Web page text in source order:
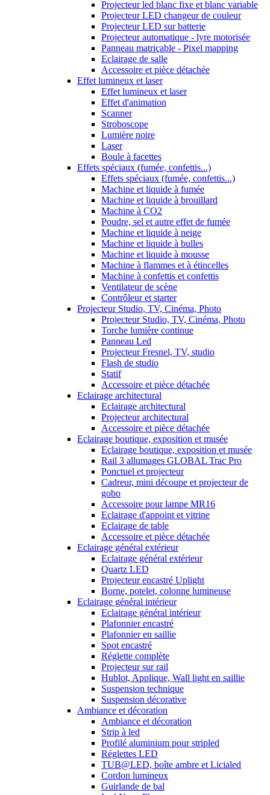
Projecteur led blanc fixe et blanc variable
Projecteur LED changeur de couleur
Projecteur LED sur batterie
Projecteur automatique - lyre motorisée
Panneau matriçable - Pixel mapping
Eclairage de salle
Accessoire et pièce détachée
Effet lumineux et laser
Effet lumineux et laser
Effet d'animation
Scanner
Stroboscope
Lumière noire
Laser
Boule à facettes
Effets spéciaux (fumée, confettis...)
Effets spéciaux (fumée, confettis...)
Machine et liquide à fumée
Machine et liquide à brouillard
Machine à CO2
Poudre, sel et autre effet de fumée
Machine et liquide à neige
Machine et liquide à bulles
Machine et liquide à mousse
Machine à flammes et à étincelles
Machine à confettis et confettis
Ventilateur de scène
Contrôleur et starter
Projecteur Studio, TV, Cinéma, Photo
Projecteur Studio, TV, Cinéma, Photo
Torche lumière continue
Panneau Led
Projecteur Fresnel, TV, studio
Flash de studio
Statif
Accessoire et pièce détachée
Eclairage architectural
Eclairage architectural
Projecteur architectural
Accessoire et pièce détachée
Eclairage boutique, exposition et musée
Eclairage boutique, exposition et musée
Rail 3 allumages GLOBAL Trac Pro
Ponctuel et projecteur
Cadreur, mini découpe et projecteur de
gobo
Accessoire pour lampe MR16
Eclairage d'appoint et vitrine
Eclairage de table
Accessoire et pièce détachée
Eclairage général extérieur
Eclairage général extérieur
Quartz LED
Projecteur encastré Uplight
Borne, potelet, colonne lumineuse
Eclairage général intérieur
Eclairage général intérieur
Plafonnier encastré
Plafonnier en saillie
Spot encastré
Réglette complète
Projecteur sur rail
Hublot, Applique, Wall light en saillie
Suspension technique
Suspension décorative
Ambiance et décoration
Ambiance et décoration
Strip à led
Profilé aluminium pour stripled
Réglettes LED
TUB@LED, boîte ambre et Licialed
Cordon lumineux
Guirlande de bal